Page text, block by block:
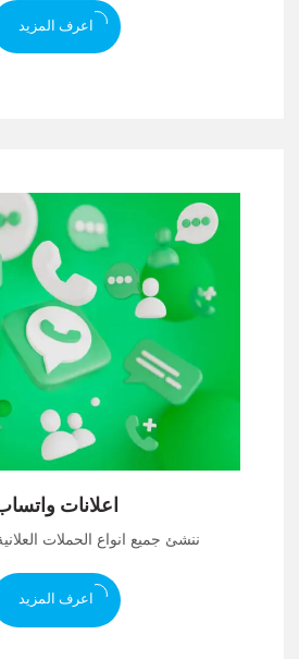
اعرف المزيد
اعلانات
ننشئ جميع انواع الحملات
اعرف المزيد